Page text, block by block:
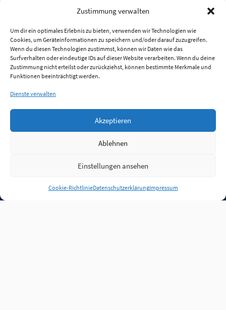
Zustimmung verwalten
Um dir ein optimales Erlebnis zu bieten, verwenden wir Technologien wie
Cookies, um Geräteinformationen zu speichern und/oder darauf zuzugreifen.
Wenn du diesen Technologien zustimmst, können wir Daten wie das
Surfverhalten oder eindeutige IDs auf dieser Website verarbeiten. Wenn du deine
Zustimmung nicht erteilst oder zurückziehst, können bestimmte Merkmale und
Funktionen beeinträchtigt werden.
Dienste verwalten
Akzeptieren
Ablehnen
Einstellungen ansehen
Cookie-RichtlinieDatenschutzerklärungImpressum
Anmelden
Jobs Partner FAQ Quellen